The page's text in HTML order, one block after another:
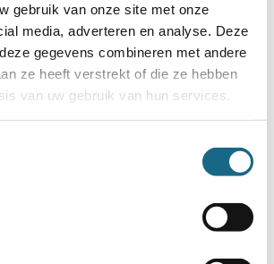
gebruik van onze site met onze
media, adverteren en analyse. Deze
gegevens combineren met andere
ze heeft verstrekt of die ze hebben
van uw gebruik van hun services.